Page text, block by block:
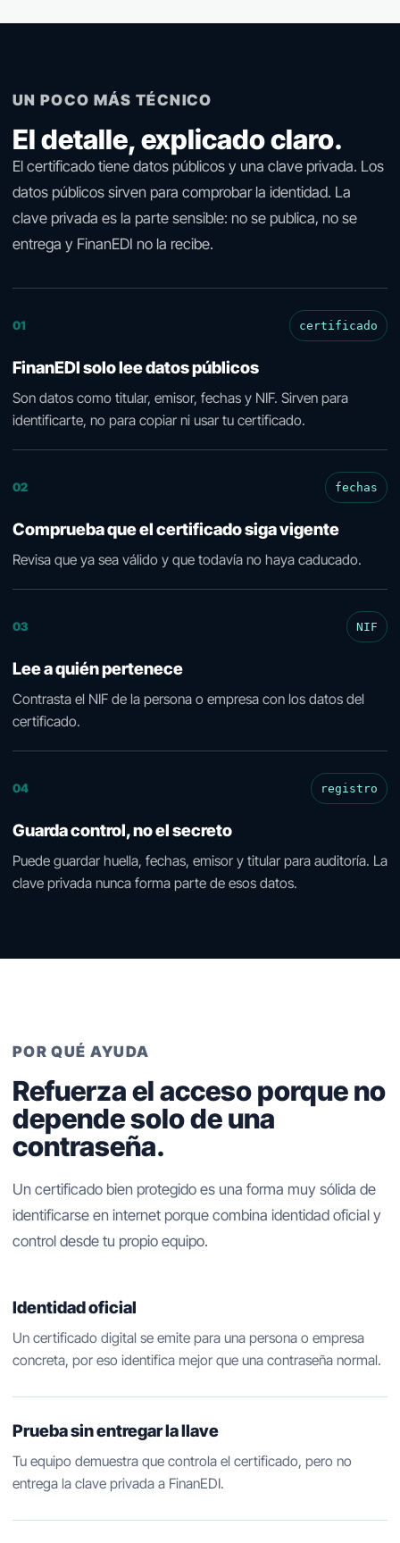
UN POCO MÁS TÉCNICO
El detalle, explicado claro.
El certificado tiene datos públicos y una clave privada. Los
datos públicos sirven para comprobar la identidad. La
clave privada es la parte sensible: no se publica, no se
entrega y FinanEDI no la recibe.
01 certificado
FinanEDI solo lee datos públicos
Son datos como titular, emisor, fechas y NIF. Sirven para
identificarte, no para copiar ni usar tu certificado.
02 fechas
Comprueba que el certificado siga vigente
Revisa que ya sea válido y que todavía no haya caducado.
03 NIF
Lee a quién pertenece
Contrasta el NIF de la persona o empresa con los datos del
certificado.
04 registro
Guarda control, no el secreto
Puede guardar huella, fechas, emisor y titular para auditoría. La
clave privada nunca forma parte de esos datos.
POR QUÉ AYUDA
Refuerza el acceso porque no
depende solo de una
contraseña.
Un certificado bien protegido es una forma muy sólida de
identificarse en internet porque combina identidad oficial y
control desde tu propio equipo.
Identidad oficial
Un certificado digital se emite para una persona o empresa
concreta, por eso identifica mejor que una contraseña normal.
Prueba sin entregar la llave
Tu equipo demuestra que controla el certificado, pero no
entrega la clave privada a FinanEDI.